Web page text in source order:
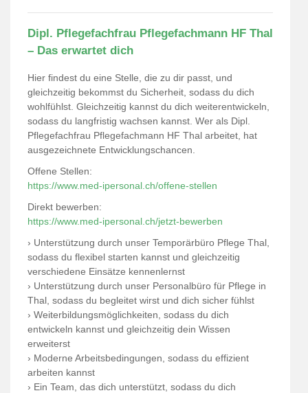
Dipl. Pflegefachfrau Pflegefachmann HF Thal
– Das erwartet dich
Hier findest du eine Stelle, die zu dir passt, und
gleichzeitig bekommst du Sicherheit, sodass du dich
wohlfühlst. Gleichzeitig kannst du dich weiterentwickeln,
sodass du langfristig wachsen kannst. Wer als Dipl.
Pflegefachfrau Pflegefachmann HF Thal arbeitet, hat
ausgezeichnete Entwicklungschancen.
Offene Stellen:
https://www.med-ipersonal.ch/offene-stellen
Direkt bewerben:
https://www.med-ipersonal.ch/jetzt-bewerben
› Unterstützung durch unser Temporärbüro Pflege Thal,
sodass du flexibel starten kannst und gleichzeitig
verschiedene Einsätze kennenlernst
› Unterstützung durch unser Personalbüro für Pflege in
Thal, sodass du begleitet wirst und dich sicher fühlst
› Weiterbildungsmöglichkeiten, sodass du dich
entwickeln kannst und gleichzeitig dein Wissen
erweiterst
› Moderne Arbeitsbedingungen, sodass du effizient
arbeiten kannst
› Ein Team, das dich unterstützt, sodass du dich